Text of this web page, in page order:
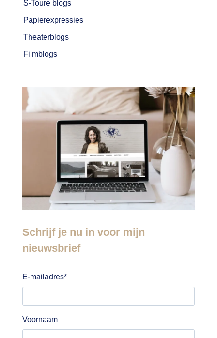
S-Toure blogs
Papierexpressies
Theaterblogs
Filmblogs
Schrijf je nu in voor mijn
nieuwsbrief
E-mailadres*
Voornaam